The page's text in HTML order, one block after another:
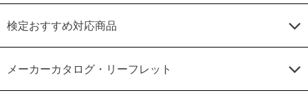
検定おすすめ対応商品
メーカーカタログ・リーフレット